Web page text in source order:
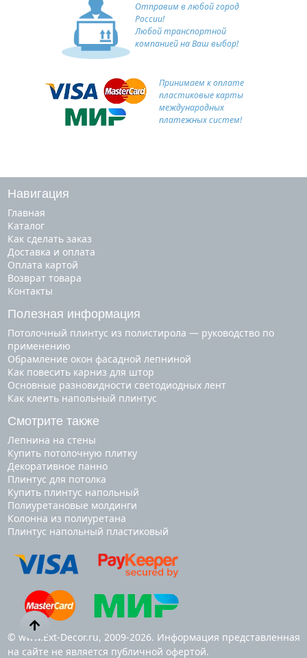
Отправим в любой город
России!
Любой транспортной
компанией на Ваш выбор!
Принимаем к оплате
пластиковые карты
международных
платежных систем!
Навигация
Главная
Каталог
Как сделать заказ
Доставка и оплата
Оплата картой
Возврат товара
Контакты
Полезная информация
Потолочный плинтус из полистирола — руководство по
применению
Обрамление окон фасадной лепниной
Как повесить карниз для штор
Основные разновидности светодиодных лент
Как клеить напольный плинтус
Смотрите также
лепнина на стены
купить потолочную плитку
декоративное панно
плинтус для потолка
купить плинтус напольный
полиуретановые молдинги
колонна из полиуретана
плинтус напольный пластиковый
© www.Ext-Decor.ru, 2009-2026. Информация представленная
на сайте не является публичной офертой.